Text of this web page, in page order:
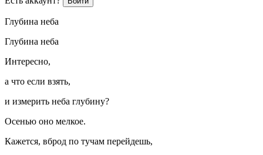
Глубина неба
Глубина неба
Интересно,
а что если взять,
и измерить неба глубину?
Осенью оно мелкое.
Кажется, вброд по тучам перейдешь,